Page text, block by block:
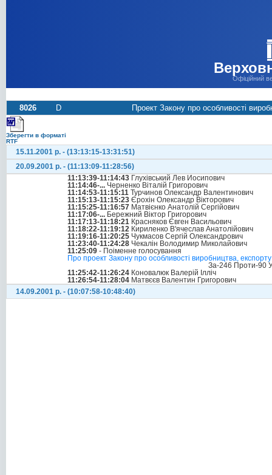
Офіційний
8026 D Проект Закону про особливості
Зберегти в форматі
RTF
15.11.2001 р. - (13:13:15-13:31:51)
20.09.2001 р. - (11:13:09-11:28:56)
11:13:39-11:14:43 Глухівський Лев Йосипович
11:14:46-... Черненко Віталій Григорович
11:14:53-11:15:11 Турчинов Олександр Валентинович
11:15:13-11:15:23 Єрохін Олександр Вікторович
11:15:25-11:16:57 Матвієнко Анатолій Сергійович
11:17:06-... Бережний Віктор Григорович
11:17:13-11:18:21 Красняков Євген Васильович
11:18:22-11:19:12 Кириленко В'ячеслав Анатолійович
11:19:16-11:20:25 Чукмасов Сергій Олександрович
11:23:40-11:24:28 Чекалін Володимир Миколайович
11:25:09 - Поіменне голосування
Про проект Закону про особливості виробництва,
За-246 Проти-90
11:25:42-11:26:24 Коновалюк Валерій Ілліч
11:26:54-11:28:04 Матвєєв Валентин Григорович
14.09.2001 р. - (10:07:58-10:48:40)